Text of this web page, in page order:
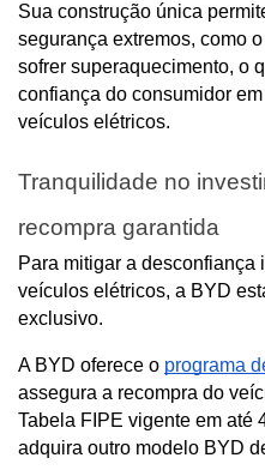
Sua construção única
segurança extremos, como
sofrer superaquecimento, o
confiança do consumidor
veículos elétricos.
Tranquilidade no
recompra garantida
Para mitigar a
veículos elétricos, a BYD
exclusivo.
A BYD oferece o programa
assegura a recompra do
Tabela FIPE vigente em até
adquira outro modelo BYD